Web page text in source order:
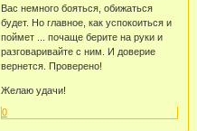
Вас немного бояться, обижаться
будет. Но главное, как успокоиться и
поймет ... почаще берите на руки и
разговаривайте с ним. И доверие
вернется. Проверено!
Желаю удачи!
0